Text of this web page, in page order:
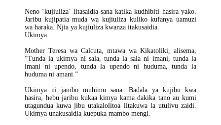
Neno ‘kujiuliza’ litasaidia sana katika kudhibiti hasira yako.
Jaribu kujipatia muda wa kujiuliza kuliko kufanya uamuzi
wa haraka. Njia ya kujiuliza kwanza itakusaidia.
Ukimya
Mother Teresa wa Calcuta, mtawa wa Kikatoliki, alisema,
“Tunda la ukimya ni sala, tunda la sala ni imani, tunda la
imani ni upendo, tunda la upendo ni huduma, tunda la
huduma ni amani.”
Ukimya ni jambo muhimu sana. Badala ya kujibu kwa
hasira, hebu jaribu kukaa kimya kama dakika tano au kumi
utagundua kuwa jibu utakalolitoa litakuwa la utulivu zaidi.
Ukimya unakusaidia kuepuka mambo mengi.